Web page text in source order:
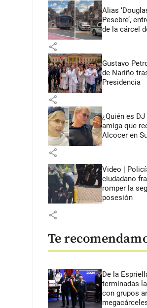
Alias
Pesebre’,
de la cárcel
share
Gustavo
de Nariño
Presidencia
share
¿Quién es
amiga que
Alcocer en
share
Video |
ciudadano
romper la
posesión
share
Te
De la
terminadas
con grupos